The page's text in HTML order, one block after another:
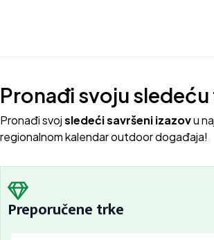
Pronađi svoju
Pronađi svojsledeći savršeni izazovu
regionalnom kalendar outdoor događaja!
Preporučene trke